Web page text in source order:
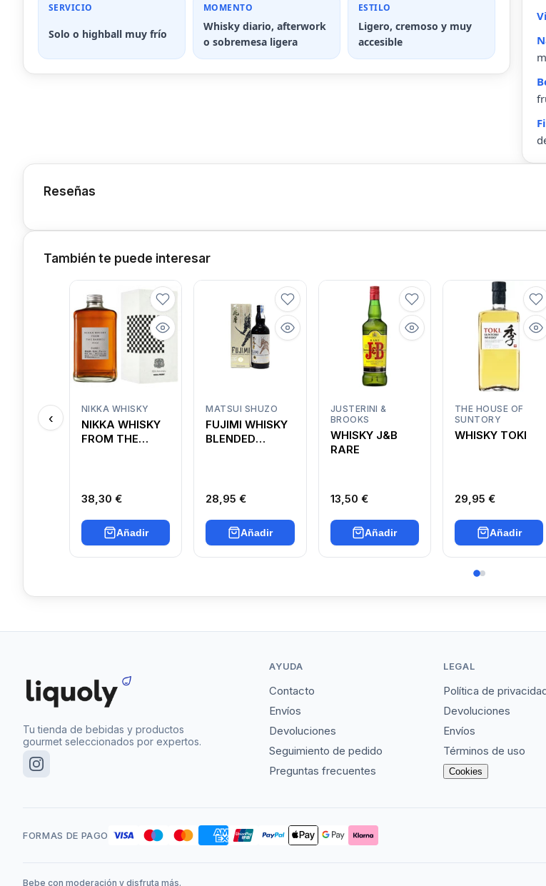
SERVICIO
Solo o highball muy frío
MOMENTO
Whisky diario, afterwork
o sobremesa ligera
ESTILO
Ligero, cremoso y muy
accesible
Reseñas
También te puede interesar
‹
NIKKA WHISKY
NIKKA WHISKY
FROM THE
38,30 €
Añadir
MATSUI SHUZO
FUJIMI WHISKY
BLENDED
28,95 €
Añadir
JUSTERINI &
BROOKS
WHISKY J&B
RARE
13,50 €
Añadir
THE HOUSE OF
SUNTORY
WHISKY TOKI
29,95 €
Añadir
Tu tienda de bebidas y productos
gourmet seleccionados por expertos.
AYUDA
Contacto
Envíos
Devoluciones
Seguimiento de pedido
Preguntas frecuentes
LEGAL
Política de
Devoluciones
Envíos
Términos de uso
Cookies
FORMAS DE PAGO
Bebe con moderación y disfruta más.